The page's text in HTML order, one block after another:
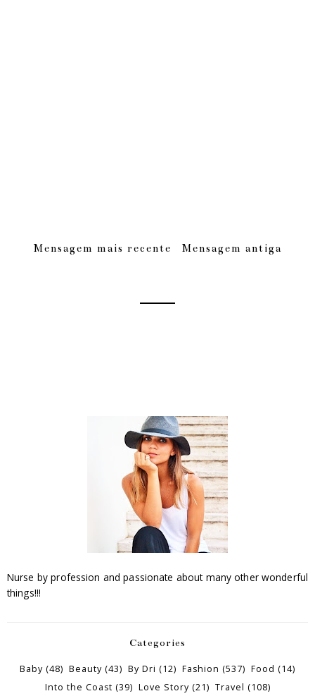
Mensagem mais recente Mensagem antiga
Nurse by profession and passionate about many other wonderful
things!!!
Categories
Baby (48) Beauty (43) By Dri (12) Fashion (537) Food (14)
Into the Coast (39) Love Story (21) Travel (108)